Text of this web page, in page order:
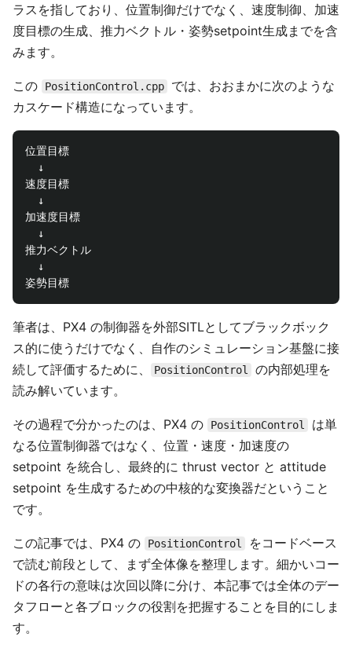
ラスを指しており、位置制御だけでなく、速度制御、加速
度目標の生成、推力ベクトル・姿勢setpoint生成までを含
みます。
この PositionControl.cpp
では、おおまかに次のような
カスケード構造になっています。
位置目標
  ↓
速度目標
  ↓
加速度目標
  ↓
推力ベクトル
  ↓
筆者は、PX4 の制御器を外部SITLとしてブラックボック
ス的に使うだけでなく、自作のシミュレーション基盤に接
続して評価するために、
PositionControl
の内部処理を
読み解いています。
その過程で分かったのは、PX4 の PositionControl
は単
なる位置制御器ではなく、位置・速度・加速度の
setpoint を統合し、最終的に thrust vector と attitude
setpoint を生成するための中核的な変換器だということ
です。
この記事では、PX4 の PositionControl
をコードベース
で読む前段として、まず全体像を整理します。細かいコー
ドの各行の意味は次回以降に分け、本記事では全体のデー
タフローと各ブロックの役割を把握することを目的にしま
す。